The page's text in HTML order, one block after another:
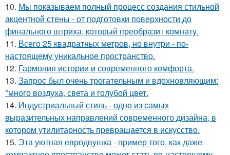
10. Мы показываем полный процесс создания стильной
акцентной стены - от подготовки поверхности до
финального штриха, который преобразит комнату.
11. Всего 25 квадратных метров, но внутри - по-
настоящему уникальное пространство.
12. Гармония истории и современного комфорта.
13. Запрос был очень трогательным и вдохновляющим:
"много воздуха, света и голубой цвет.
14. Индустриальный стиль - одно из самых
выразительных направлений современного дизайна, в
котором утилитарность превращается в искусство.
15. Эта уютная евродвушка - пример того, как даже